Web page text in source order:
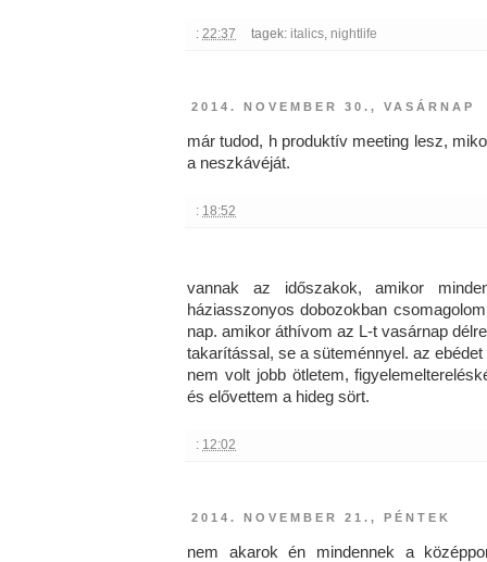
: 22:37 tagek: italics, nightlife
2014. NOVEMBER 30., VASÁRNAP
már tudod, h produktív meeting lesz,
a neszkávéját.
: 18:52
vannak az időszakok, amikor
háziasszonyos dobozokban
nap. amikor áthívom az L-t vasárnap
takarítással, se a süteménnyel. az ebédet
nem volt jobb ötletem,
és elővettem a hideg sört.
: 12:02
2014. NOVEMBER 21., PÉNTEK
nem akarok én mindennek a